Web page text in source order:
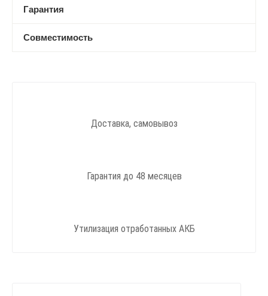
Гарантия
Совместимость
Доставка, самовывоз
Гарантия до 48 месяцев
Утилизация отработанных АКБ